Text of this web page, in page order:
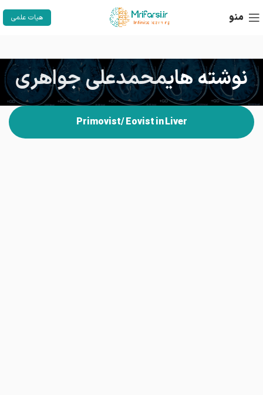
منو هیات علمی
نوشته هایمحمدعلی جواهری
Primovist/ Eovist in Liver